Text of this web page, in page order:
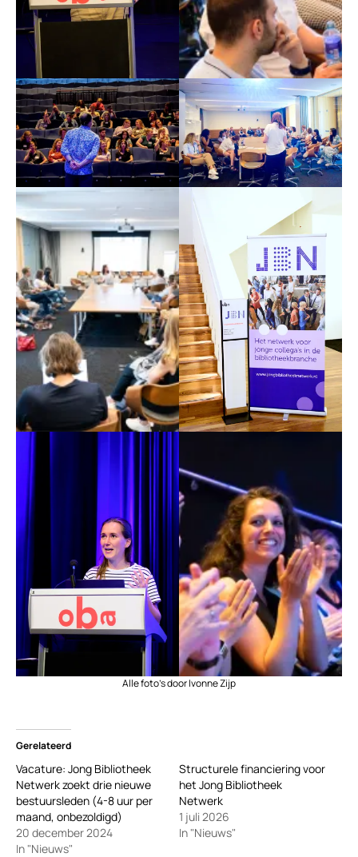
Alle foto’s door Ivonne Zijp
Gerelateerd
Vacature: Jong Bibliotheek
Netwerk zoekt drie nieuwe
bestuursleden (4-8 uur per
maand, onbezoldigd)
20 december 2024
In "Nieuws"
Structurele financiering voor
het Jong Bibliotheek
Netwerk
1 juli 2026
In "Nieuws"